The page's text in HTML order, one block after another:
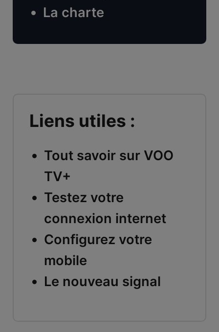
La charte
Liens utiles :
Tout savoir sur VOO
TV+
Testez votre
connexion internet
Configurez votre
mobile
Le nouveau signal